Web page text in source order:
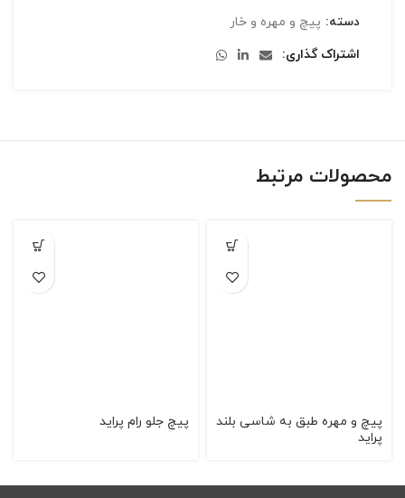
دسته: پیچ و مهره و خار
اشتراک گذاری
محصولات مرتبط
پيچ و مهره طبق به شاسی بلند
پرايد
پيچ جلو رام پرايد